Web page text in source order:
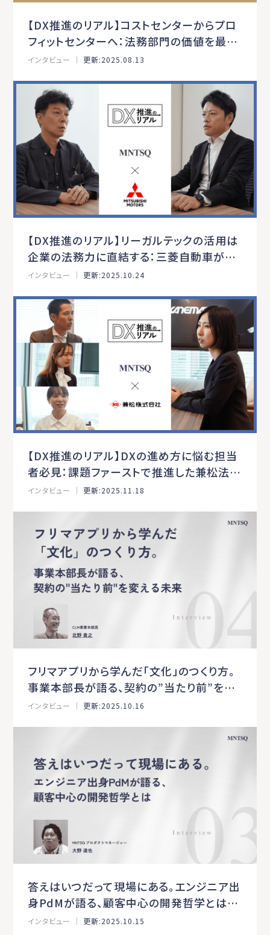
【DX推進のリアル】コストセンターからプロ
フィットセンターへ：法務部門の価値を最大
化するDX推進
インタビュー ｜ 更新:2025.08.13
【DX推進のリアル】リーガルテックの活用は
企業の法務力に直結する：三菱自動車が推
進した法務DXの全貌
インタビュー ｜ 更新:2025.10.24
【DX推進のリアル】DXの進め方に悩む担当
者必見：課題ファーストで推進した兼松法務
コンプライアンス部の成功例
インタビュー ｜ 更新:2025.11.18
フリマアプリから学んだ「文化」のつくり方。
事業本部長が語る、契約の”当たり前”を変
える未来［MNTSQインタビュー：第4弾］
インタビュー ｜ 更新:2025.10.16
答えはいつだって現場にある。エンジニア出
身PdMが語る、顧客中心の開発哲学とは
［MNTSQインタビュー：第3弾］
インタビュー ｜ 更新:2025.10.15